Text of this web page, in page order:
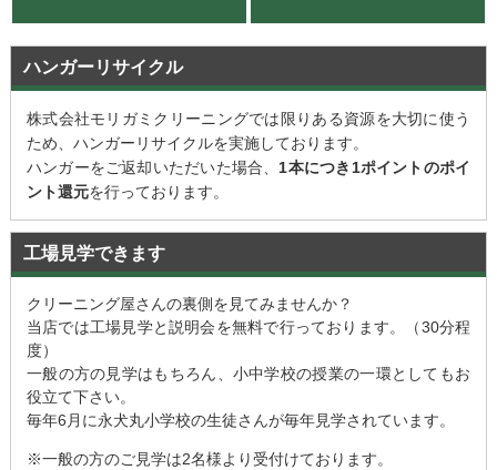
ハンガーリサイクル
株式会社モリガミクリーニングでは限りある資源を大切に使う
ため、ハンガーリサイクルを実施しております。
ハンガーをご返却いただいた場合、 1本につき1ポイントのポイ
ント還元を行っております。
工場見学できます
クリーニング屋さんの裏側を見てみませんか？
当店では工場見学と説明会を無料で行っております。（30分程
度）
一般の方の見学はもちろん、小中学校の授業の一環としてもお
役立て下さい。
毎年6月に永犬丸小学校の生徒さんが毎年見学されています。
※一般の方のご見学は2名様より受付けております。